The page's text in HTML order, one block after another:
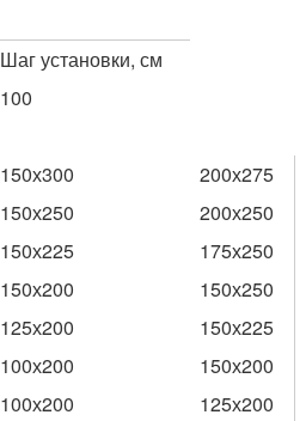
Шаг установки, см
100
150х300
200х275
150х250
200х250
150х225
175х250
150х200
150х250
125х200
150х225
100х200
150х200
100х200
125х200